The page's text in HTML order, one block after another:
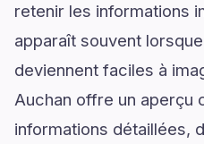
retenir les informations
apparaît souvent
deviennent faciles à
Auchan offre un aperçu
informations détaillées,